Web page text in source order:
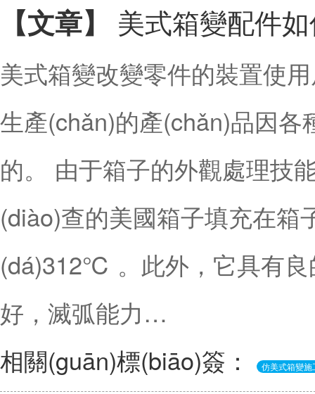
【文章】 美式箱變配件
美式箱變改變零件的裝置使
生產(chǎn)的產(chǎn)品因
的。 由于箱子的外觀處理技
(diào)查的美國箱子填充在
(dá)312℃ 。此外，它具有
好，滅弧能力…
相關(guān)標(biāo)簽：
仿美式箱變施